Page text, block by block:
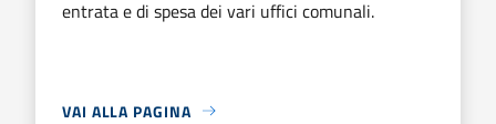
entrata e di spesa dei vari uffici comunali.
VAI ALLA PAGINA